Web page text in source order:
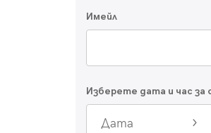
Имейл
Изберете дата и час за
Дата